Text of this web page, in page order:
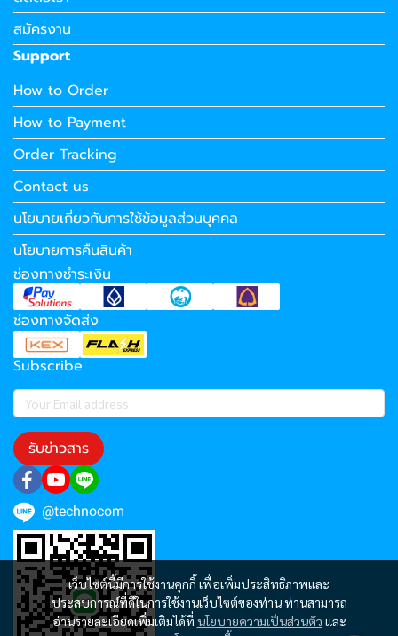
เว็บไซต์นี้มีการใช้งานคุกกี้ เพื่อเพิ่มประสิทธิภาพและ
ประสบการณ์ที่ดีในการใช้งานเว็บไซต์ของท่าน ท่านสามารถ
อ่านรายละเอียดเพิ่มเติมได้ที่ นโยบายความเป็นส่วนตัว และ
สมัครงาน
Support
How to Order
How to Payment
Order Tracking
Contact us
นโยบายเกี่ยวกับการใช้ข้อมูลส่วนบุคคล
นโยบายการคืนสินค้า
ช่องทางชำระเงิน
ช่องทางจัดส่ง
Subscribe
รับข่าวสาร
@technocom